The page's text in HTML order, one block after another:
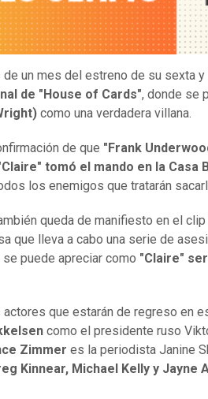
de un mes del estreno de su sexta y
de "House of Cards", donde se
como una verdadera villana.
de que "Frank
tomó el mando en la Casa
los enemigos que tratarán
queda de manifiesto en el
que lleva a cabo una serie de
se puede apreciar como "Claire"
actores que estarán de regreso en
como el presidente ruso
Zimmer es la periodista Janine
Kinnear, Michael Kelly y Jayne